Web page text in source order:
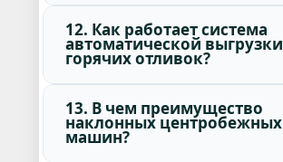
12. Как работает система
автоматической выгрузки
горячих отливок?
13. В чем преимущество
наклонных центробежных
машин?